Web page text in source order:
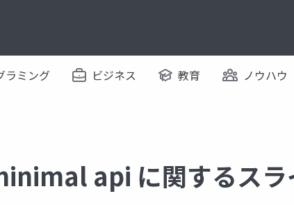
ラミング ビジネス 教育 ノウハウ
api に関するスラ